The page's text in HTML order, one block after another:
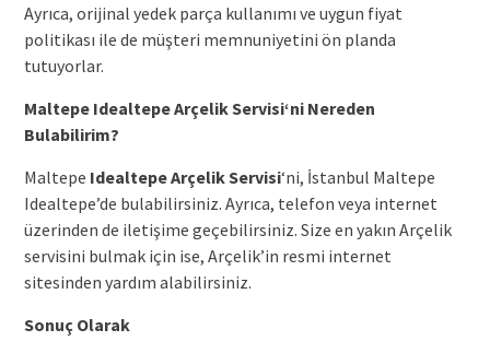
Ayrıca, orijinal yedek parça kullanımı ve uygun fiyat
politikası ile de müşteri memnuniyetini ön planda
tutuyorlar.
Maltepe Idealtepe Arçelik Servisi‘ni Nereden
Bulabilirim?
Maltepe Idealtepe Arçelik Servisi‘ni, İstanbul Maltepe
Idealtepe’de bulabilirsiniz. Ayrıca, telefon veya internet
üzerinden de iletişime geçebilirsiniz. Size en yakın Arçelik
servisini bulmak için ise, Arçelik’in resmi internet
sitesinden yardım alabilirsiniz.
Sonuç Olarak